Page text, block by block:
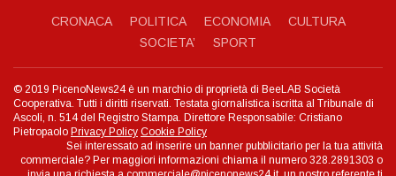
CRONACA POLITICA ECONOMIA
CULTURA
SOCIETA’
SPORT
© 2019 PicenoNews24 è un marchio di proprietà di BeeLAB Società
Cooperativa. Tutti i diritti riservati. Testata giornalistica iscritta al Tribunale di
Ascoli, n. 514 del Registro Stampa. Direttore Responsabile: Cristiano
Pietropaolo Privacy Policy Cookie Policy
Sei interessato ad inserire un banner pubblicitario per la tua attività
commerciale? Per maggiori informazioni chiama il numero 328.2891303 o